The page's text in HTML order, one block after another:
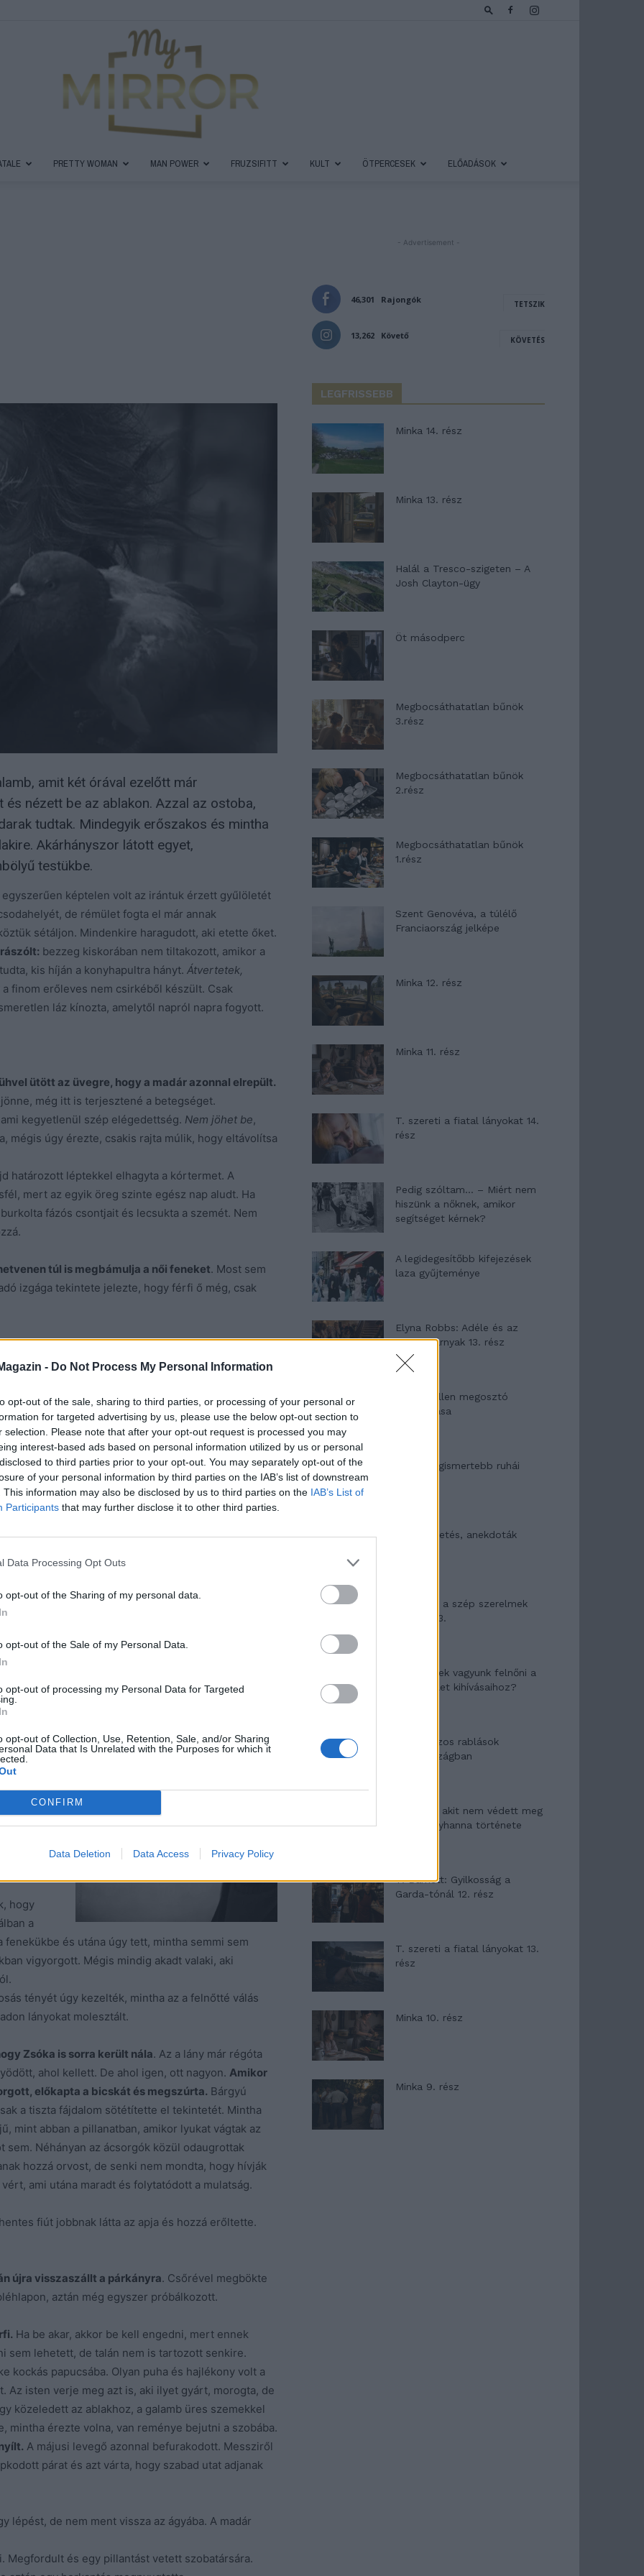
- Do Not Process My Personal Information
opt-out of the sale, sharing to third parties, or processing of your personal or
for targeted advertising by us, please use the below opt-out section to
selection. Please note that after your opt-out request is processed you may
interest-based ads based on personal information utilized by us or personal
to third parties prior to your opt-out. You may separately opt-out of the
of your personal information by third parties on the IAB’s list of downstream
This information may also be disclosed by us to third parties on the IAB’s List of
Participants that may further disclose it to other third parties.
Data Processing Opt Outs
opt-out of the Sharing of my personal data.
opt-out of the Sale of my Personal Data.
opt-out of processing my Personal Data for Targeted
opt-out of Collection, Use, Retention, Sale, and/or Sharing
Data that Is Unrelated with the Purposes for which it
CONFIRM
Data Deletion Data Access Privacy Policy
PRETTY WOMAN MAN POWER FRUZSIFITT KULT ÖTPERCESEK ELŐADÁSOK
amit két órával ezelőtt már
nézett be az ablakon. Azzal az ostoba,
tudtak. Mindegyik erőszakos és mintha
Akárhányszor látott egyet,
testükbe.
képtelen volt az irántuk érzett gyűlöletét
de rémület fogta el már annak
sétáljon. Mindenkire haragudott, aki etette őket.
bezzeg kiskorában nem tiltakozott, amikor a
kis híján a konyhapultra hányt. Átvertetek,
finom erőleves nem csirkéből készült. Csak
láz kínozta, amelytől napról napra fogyott.
ütött az üvegre, hogy a madár azonnal elrepült.
még itt is terjesztené a betegséget.
kegyetlenül szép elégedettség. Nem jöhet be,
mégis úgy érezte, csakis rajta múlik, hogy eltávolítsa
határozott léptekkel elhagyta a kórtermet. A
mert az egyik öreg szinte egész nap aludt. Ha
fázós csontjait és lecsukta a szemét. Nem
túl is megbámulja a női feneket. Most sem
izgága tekintete jelezte, hogy férfi ő még, csak
válás,gondolta sokszor. Már csak akkor
De nem finoman, ügyelve, hogy ne legyen
módon, különben mindenki hanyagolni kezdi.
meg az emberről. Sokszor már az
természetes.
felett mit vár?Akiket ismert valaha, vagy elmentek,
és foglalja le magát a tévével, azért kapott
Nem a pénz volt az akadály, egyszerűen fel nem
sem, minek abba a kis lakásba százhúsz centi
képen már elfér ő is, és ha azt nézi, benne
rendelte meg a neten. Igaz, hogy a szállítók
miatt, de őt ez már nem érdekelte. Kezükbe
elfér-e rendesen az állványon. Elfért.
a
tőle a
is
vele.
mert
anyja
nyíltan,
annyit
hogy
a
és utána úgy tett, mintha semmi sem
vigyorgott. Mégis mindig akadt valaki, aki
tényét úgy kezelték, mintha az a felnőtté válás
lányokat molesztált.
Zsóka is sorra került nála. Az a lány már régóta
ahol kellett. De ahol igen, ott nagyon. Amikor
előkapta a bicskát és megszúrta. Bárgyú
a tiszta fájdalom sötétítette el tekintetét. Mintha
mint abban a pillanatban, amikor lyukat vágtak az
Néhányan az ácsorgók közül odaugrottak
hozzá orvost, de senki nem mondta, hogy hívják
ami utána maradt és folytatódott a mulatság.
fiút jobbnak látta az apja és hozzá erőltette.
újra visszaszállt a párkányra. Csőrével megbökte
aztán még egyszer próbálkozott.
Ha be akar, akkor be kell engedni, mert ennek
sem lehetett, de talán nem is tartozott senkire.
kockás papucsába. Olyan puha és hajlékony volt a
Az isten verje meg azt is, aki ilyet gyárt, morogta, de
közeledett az ablakhoz, a galamb üres szemekkel
mintha érezte volna, van reménye bejutni a szobába.
A májusi levegő azonnal befurakodott. Messziről
párat és azt várta, hogy szabad utat adjanak
lépést, de nem ment vissza az ágyába. A madár
Megfordult és egy pillantást vetett szobatársára.
- Advertisement -
46,301 Rajongók TETSZIK
13,262 Követő KÖVETÉS
LEGFRISSEBB
Minka 14. rész
Minka 13. rész
Halál a Tresco-szigeten – A
Josh Clayton-ügy
Öt másodperc
Megbocsáthatatlan bűnök
3.rész
Megbocsáthatatlan bűnök
2.rész
Megbocsáthatatlan bűnök
1.rész
Szent Genovéva, a túlélő
Franciaország jelképe
Minka 12. rész
Minka 11. rész
T. szereti a fiatal lányokat 14.
rész
Pedig szóltam… – Miért nem
hiszünk a nőknek, amikor
segítséget kérnek?
A legidegesítőbb kifejezések
laza gyűjteménye
Elyna Robbs: Adéle és az
örökölt árnyak 13. rész
Woody Allen megosztó
zsenialitása
A világ legismertebb ruhái
Nyár, nevetés, anekdoták
Panna és a szép szerelmek
mítosza 3.
Képtelenek vagyunk felnőni a
felnőtt élet kihívásaihoz?
Altatógázos rablások
Olaszországban
A kislány, akit nem védett meg
senki – Lyhanna története
T. Barnett: Gyilkosság a
Garda-tónál 12. rész
T. szereti a fiatal lányokat 13.
rész
Minka 10. rész
Minka 9. rész